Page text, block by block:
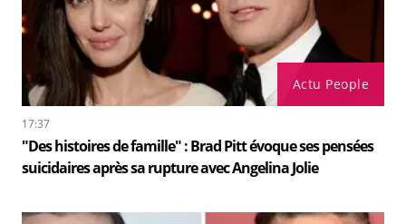
Actu People
17:37
"Des histoires de famille" : Brad Pitt évoque ses pensées
suicidaires après sa rupture avec Angelina Jolie